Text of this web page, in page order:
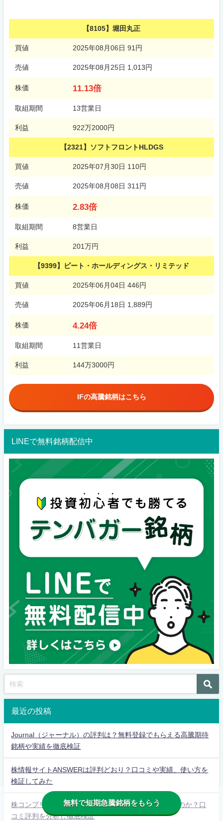
【8105】堀田丸正
買値 2025年08月06日 91円
売値 2025年08月25日 1,013円
株価 11.13倍
取組期間 13営業日
利益 922万2000円
【2321】ソフトフロントHLDGS
買値 2025年07月30日 110円
売値 2025年08月08日 311円
株価 2.83倍
取組期間 8営業日
利益 201万円
【9399】ビート・ホールディングス・リミテッド
買値 2025年06月04日 446円
売値 2025年06月18日 1,889円
株価 4.24倍
取組期間 11営業日
利益 144万3000円
IFの高騰銘柄はこちら
LINEで無料銘柄配信中
最近の投稿
Journal（ジャーナル）の評判は？無料登録でもらえる高騰期待
銘柄や実績を徹底検証
株情報サイトANSWERは評判どおり？口コミや実績、使い方を
検証してみた
株コンプリートで得られる知識は？利益は本当にでるのか？口
コミ評判を分析し徹底検証
無料で短期急騰銘柄をもらう